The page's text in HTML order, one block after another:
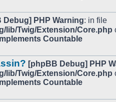
Debug] PHP Warning: in file
lib/Twig/Extension/Core.php
Countable
[phpBB Debug] PHP
lib/Twig/Extension/Core.php
Countable